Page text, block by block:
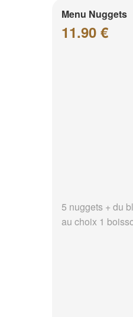
Menu Nuggets
11.90 €
5 nuggets + du
au choix 1